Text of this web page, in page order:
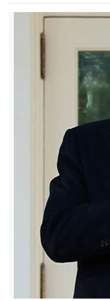
মতামত
রাজধানী
আজকের
ক্যারিয়ার
তথ্যপ্রযুক্তি
লাইফস্টাইল